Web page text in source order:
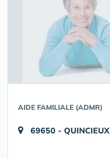
AIDE FAMILIALE (ADMR)
69650 - QUINCIEUX